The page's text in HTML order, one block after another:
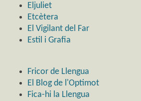
Eljuliet
Etcètera
El Vigilant del Far
Estil i Grafia
Fricor de Llengua
El Blog de l'Optimot
Fica-hi la Llengua